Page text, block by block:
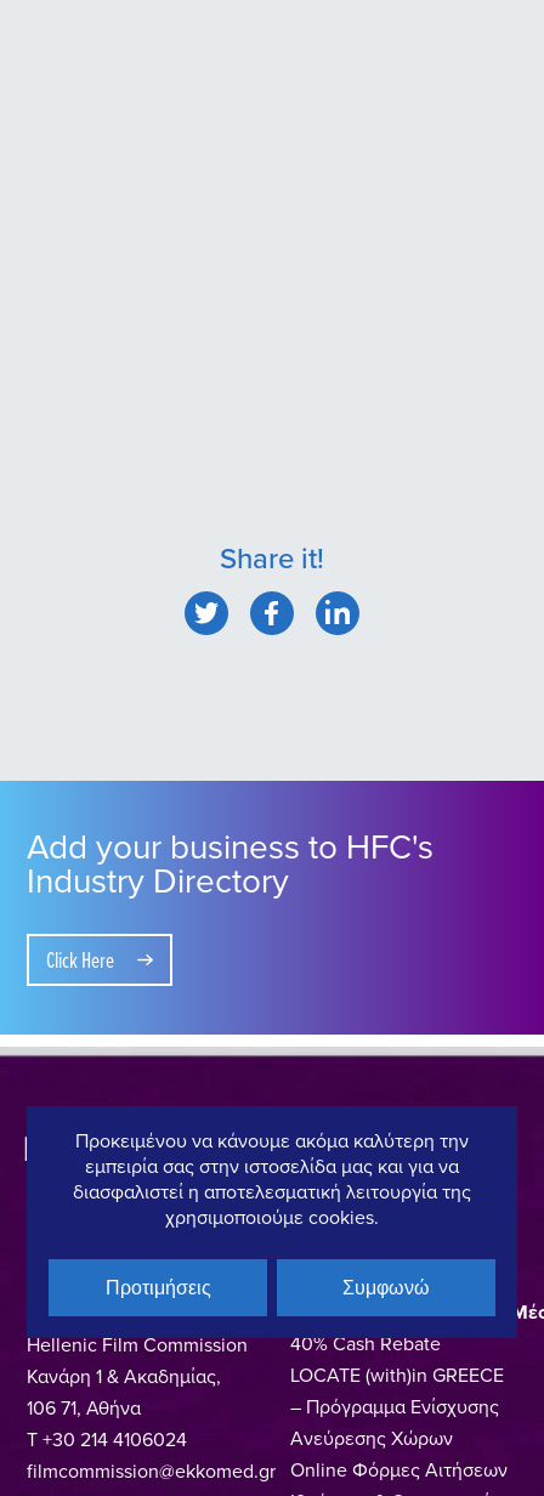
Share it!
Add your business to HFC's
Industry Directory
Click Here
CONTACT DETAILS
Ελληνικό Κέντρο Κινηματογράφου, Οπτικοακουστικών
Hellenic Film Commission
Κανάρη 1 & Ακαδημίας,
106 71, Αθήνα
T +30 214 4106024
filmcommission@ekkomed.gr
QUICK LINKS
Νέα
40% Cash Rebate
LOCATE (with)in GREECE
– Πρόγραμμα Ενίσχυσης
Ανεύρεσης Χώρων
Online Φόρμες Αιτήσεων
Προκειμένου να κάνουμε ακόμα καλύτερη την
εμπειρία σας στην ιστοσελίδα μας και για να
διασφαλιστεί η αποτελεσματική λειτουργία της
χρησιμοποιούμε cookies.
Προτιμήσεις Συμφωνώ